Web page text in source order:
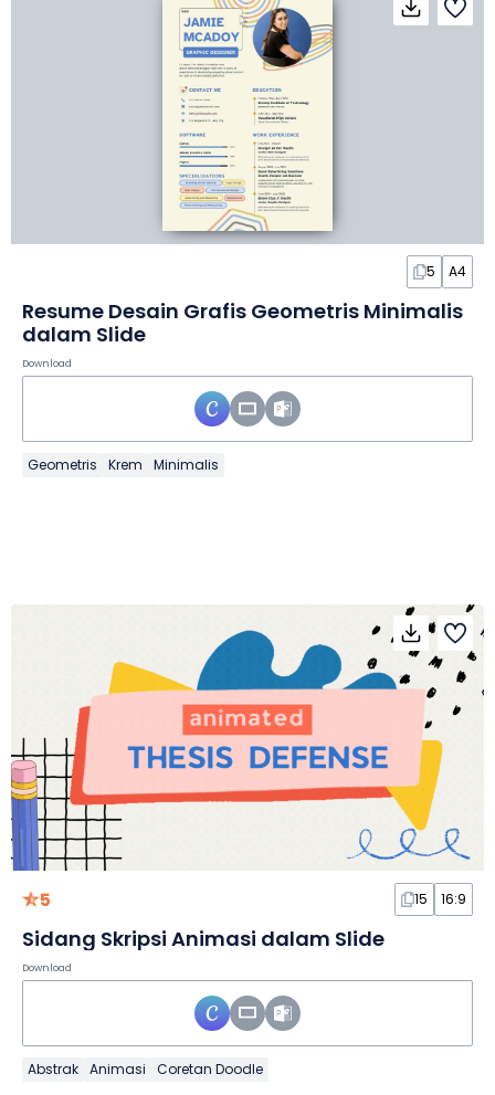
5 A4
Resume Desain Grafis Geometris Minimalis
dalam Slide
Download
Geometris Krem Minimalis
5 15 16:9
Sidang Skripsi Animasi dalam Slide
Download
Abstrak Animasi Coretan Doodle